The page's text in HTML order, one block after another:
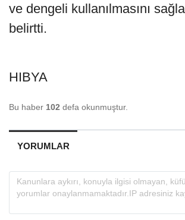
ve dengeli kullanılmasını
belirtti.
HIBYA
Bu haber 102 defa okunmuştur.
YORUMLAR